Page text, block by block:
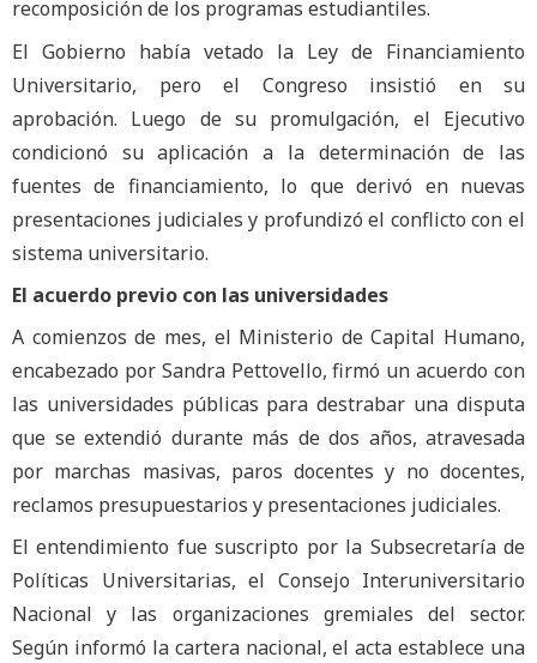
recomposición de los programas estudiantiles.
El Gobierno había vetado la Ley de Financiamiento
Universitario, pero el Congreso insistió en su
aprobación. Luego de su promulgación, el Ejecutivo
condicionó su aplicación a la determinación de las
fuentes de financiamiento, lo que derivó en nuevas
presentaciones judiciales y profundizó el conflicto con el
sistema universitario.
El acuerdo previo con las universidades
A comienzos de mes, el Ministerio de Capital Humano,
encabezado por Sandra Pettovello, firmó un acuerdo con
las universidades públicas para destrabar una disputa
que se extendió durante más de dos años, atravesada
por marchas masivas, paros docentes y no docentes,
reclamos presupuestarios y presentaciones judiciales.
El entendimiento fue suscripto por la Subsecretaría de
Políticas Universitarias, el Consejo Interuniversitario
Nacional y las organizaciones gremiales del sector.
Según informó la cartera nacional, el acta establece una